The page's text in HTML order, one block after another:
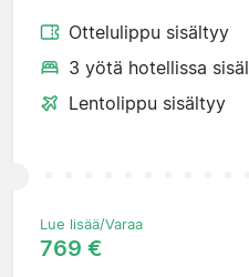
Ottelulippu sisältyy
3 yötä hotellissa
Lentolippu sisältyy
Lue lisää/Varaa
769 €